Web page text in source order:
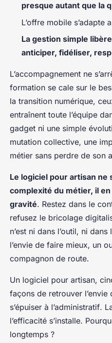
presque autant que la
L’offre mobile s’adapte
La gestion simple
anticiper, fidéliser,
L’accompagnement ne
formation se cale sur le
la transition numérique,
entraînent toute l’équipe
gadget ni une simple
mutation collective, une
métier sans perdre de son
Le logiciel pour artisan ne
complexité du métier, il
gravité. Restez dans le
refusez le bricolage
n’est ni dans l’outil, ni
l’envie de faire mieux, un
compagnon de route.
Un logiciel pour artisan,
façons de retrouver l’envie
s’épuiser à l’administratif.
l’efficacité s’installe.
longtemps ?